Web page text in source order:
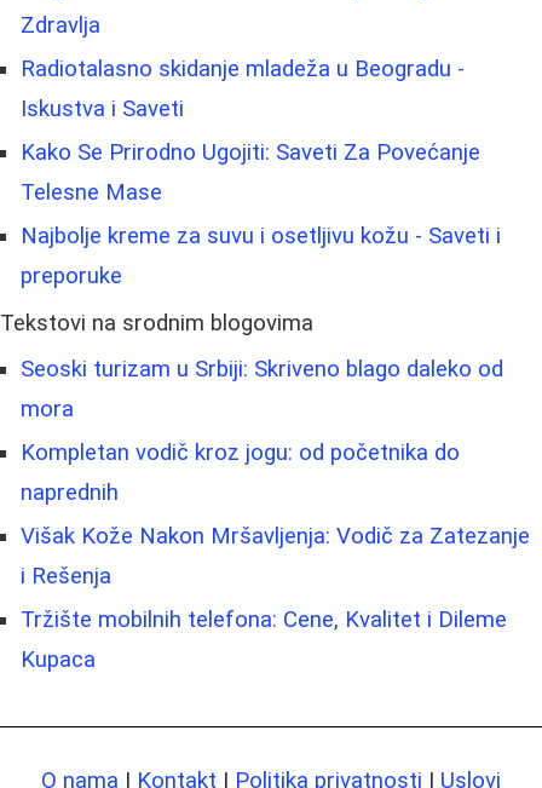
Zdravlja
Radiotalasno skidanje mladeža u Beogradu -
Iskustva i Saveti
Kako Se Prirodno Ugojiti: Saveti Za Povećanje
Telesne Mase
Najbolje kreme za suvu i osetljivu kožu - Saveti i
preporuke
Tekstovi na srodnim blogovima
Seoski turizam u Srbiji: Skriveno blago daleko od
mora
Kompletan vodič kroz jogu: od početnika do
naprednih
Višak Kože Nakon Mršavljenja: Vodič za Zatezanje
i Rešenja
Tržište mobilnih telefona: Cene, Kvalitet i Dileme
Kupaca
O nama | Kontakt | Politika privatnosti | Uslovi